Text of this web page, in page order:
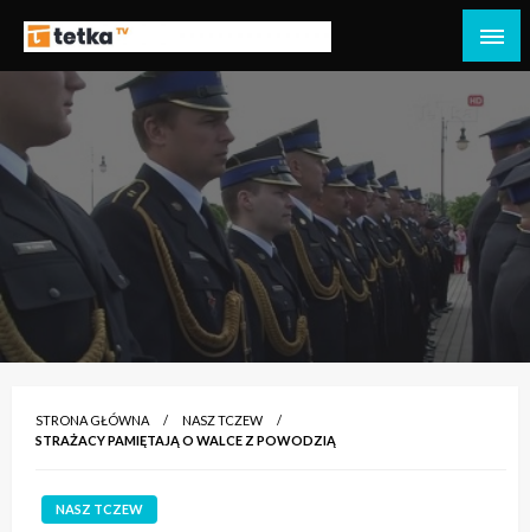
treściTv Tetka Tczew
Tetka Tczew – Twoja lokalna telewizja!
STRONA GŁÓWNA
NASZ TCZEW
STRAŻACY PAMIĘTAJĄ O WALCE Z POWODZIĄ
NASZ TCZEW